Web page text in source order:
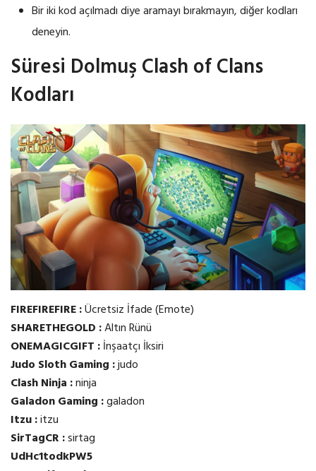
Bir iki kod açılmadı diye aramayı bırakmayın, diğer kodları
deneyin.
Süresi Dolmuş Clash of Clans
Kodları
FIREFIREFIRE :Ücretsiz İfade (Emote)
SHARETHEGOLD :Altın Rünü
ONEMAGICGIFT :İnşaatçı İksiri
Judo Sloth Gaming :judo
Clash Ninja :ninja
Galadon Gaming :galadon
Itzu :itzu
SirTagCR :sirtag
UdHc1todkPW5